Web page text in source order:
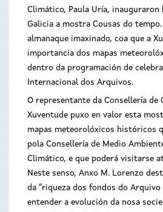
Climático, Paula Uría, inauguraron
Galicia a mostra Cousas do
almanaque imaxinado, coa que a
importancia dos mapas
dentro da programación de
Internacional dos Arquivos.
O representante da Consellería de
Xuventude puxo en valor esta
mapas meteorolóxicos históricos
pola Consellería de Medio
Climático, e que poderá visitarse
Neste senso, Anxo M. Lorenzo
da “riqueza dos fondos do Arquivo
entender a evolución da nosa